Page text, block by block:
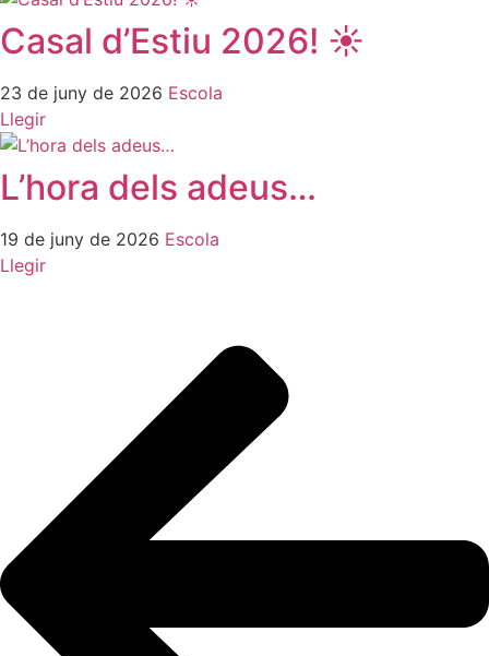
Casal d’Estiu 2026! ☀️
23 de juny de 2026 Escola
Llegir
L’hora dels adeus…
19 de juny de 2026 Escola
Llegir